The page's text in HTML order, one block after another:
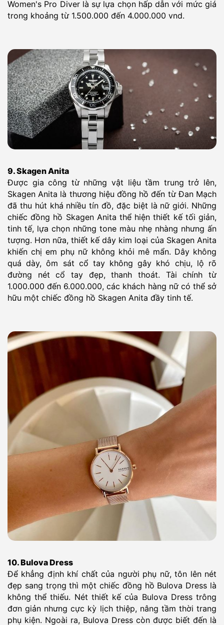
Women's Pro Diver là sự lựa chọn hấp dẫn với mức giá
trong khoảng từ 1.500.000 đến 4.000.000 vnd.
9. Skagen Anita
Được gia công từ những vật liệu tầm trung trở lên,
Skagen Anita là thương hiệu đồng hồ đến từ Đan Mạch
đã thu hút khá nhiều tín đồ, đặc biệt là nữ giới. Những
chiếc đồng hồ Skagen Anita thể hiện thiết kế tối giản,
tinh tế, lựa chọn những tone màu nhẹ nhàng nhưng ấn
tượng. Hơn nữa, thiết kế dây kim loại của Skagen Anita
khiến chị em phụ nữ không khỏi mê mẩn. Dây không
quá dày, ôm sát cổ tay không gây khó chịu, lộ rõ
đường nét cổ tay đẹp, thanh thoát. Tài chính từ
1.000.000 đến 6.000.000, các khách hàng nữ có thể sở
hữu một chiếc đồng hồ Skagen Anita đầy tinh tế.
10. Bulova Dress
Để khẳng định khí chất của người phụ nữ, tôn lên nét
đẹp sang trọng thì một chiếc đồng hồ Bulova Dress là
không thể thiếu. Nét thiết kế của Bulova Dress trông
đơn giản nhưng cực kỳ lịch thiệp, nâng tầm thời trang
phụ kiện. Ngoài ra, Bulova Dress còn được biết đến là